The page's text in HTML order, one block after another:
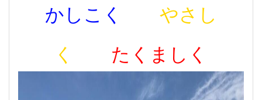
かしこく
やさし
く
たくましく